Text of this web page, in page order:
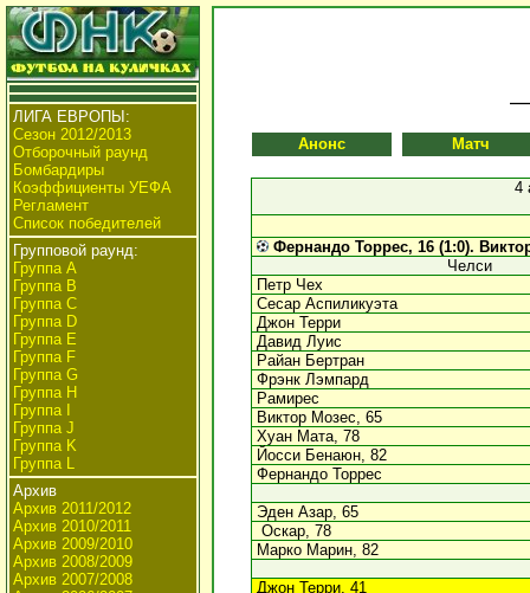
ЛИГА ЕВРОПЫ:
Сезон 2012/2013
Отборочный раунд
Бомбардиры
Коэффициенты УЕФА
Регламент
Список победителей
Групповой раунд:
Группа А
Группа В
Группа C
Группа D
Группа E
Группа F
Группа G
Группа H
Группа I
Группа J
Группа K
Группа L
Архив
Архив 2011/2012
Архив 2010/2011
Архив 2009/2010
Архив 2008/2009
Архив 2007/2008
Анонс Матч
4
Фернандо Торрес, 16 (1:0).
Челси
Петр Чех
Сесар Аспиликуэта
Джон Терри
Давид Луис
Райан Бертран
Фрэнк Лэмпард
Рамирес
Виктор Мозес, 65
Хуан Мата, 78
Йосси Бенаюн, 82
Фернандо Торрес
Эден Азар, 65
Оскар, 78
Марко Марин, 82
Джон Терри, 41